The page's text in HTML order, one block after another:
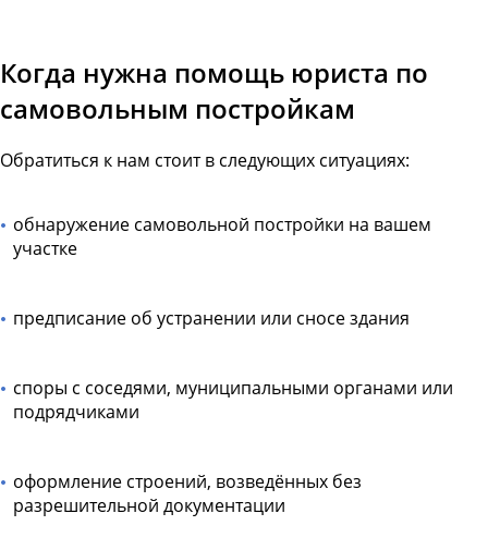
Когда нужна помощь юриста по
самовольным постройкам
Обратиться к нам стоит в следующих ситуациях:
обнаружение самовольной постройки на вашем
участке
предписание об устранении или сносе здания
споры с соседями, муниципальными органами или
подрядчиками
оформление строений, возведённых без
разрешительной документации